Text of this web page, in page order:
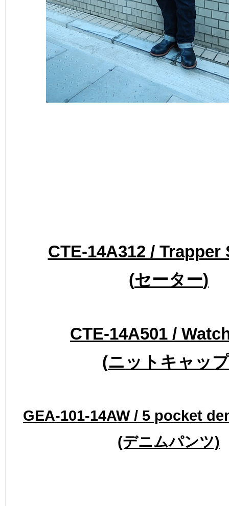
CTE-14A312 / Trapper
(セーター)
CTE-14A501 /
(ニットキャップ
GEA-101-14AW / 5 pocket
(デニムパンツ)